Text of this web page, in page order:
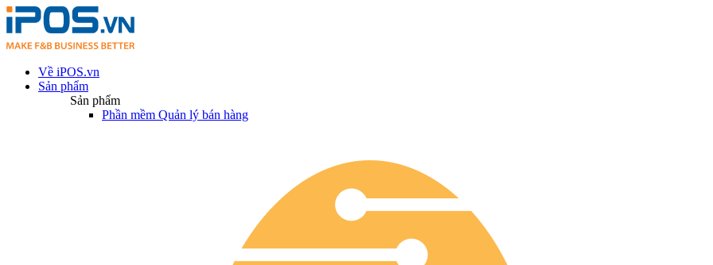
Về iPOS.vn
Sản phẩm
Sản phẩm
Phần mềm Quản lý bán hàng